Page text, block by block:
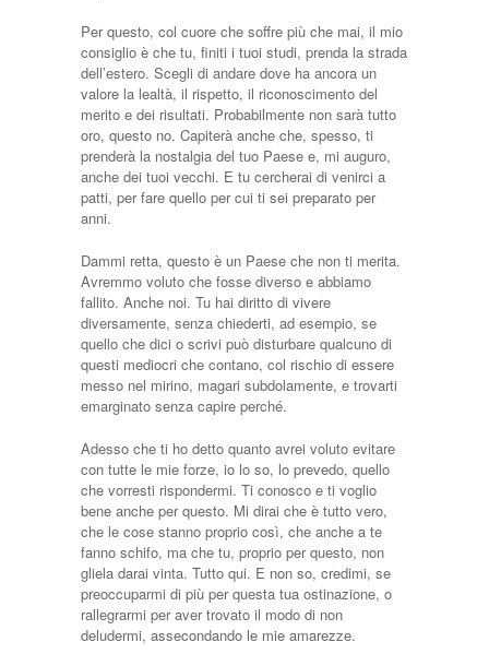
Per questo, col cuore che soffre più che mai, il mio
consiglio è che tu, finiti i tuoi studi, prenda la strada
dell’estero. Scegli di andare dove ha ancora un
valore la lealtà, il rispetto, il riconoscimento del
merito e dei risultati. Probabilmente non sarà tutto
oro, questo no. Capiterà anche che, spesso, ti
prenderà la nostalgia del tuo Paese e, mi auguro,
anche dei tuoi vecchi. E tu cercherai di venirci a
patti, per fare quello per cui ti sei preparato per
anni.
Dammi retta, questo è un Paese che non ti merita.
Avremmo voluto che fosse diverso e abbiamo
fallito. Anche noi. Tu hai diritto di vivere
diversamente, senza chiederti, ad esempio, se
quello che dici o scrivi può disturbare qualcuno di
questi mediocri che contano, col rischio di essere
messo nel mirino, magari subdolamente, e trovarti
emarginato senza capire perché.
Adesso che ti ho detto quanto avrei voluto evitare
con tutte le mie forze, io lo so, lo prevedo, quello
che vorresti rispondermi. Ti conosco e ti voglio
bene anche per questo. Mi dirai che è tutto vero,
che le cose stanno proprio così, che anche a te
fanno schifo, ma che tu, proprio per questo, non
gliela darai vinta. Tutto qui. E non so, credimi, se
preoccuparmi di più per questa tua ostinazione, o
rallegrarmi per aver trovato il modo di non
deludermi, assecondando le mie amarezze.